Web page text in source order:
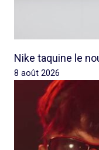
Nike taquine le
8 août 2026